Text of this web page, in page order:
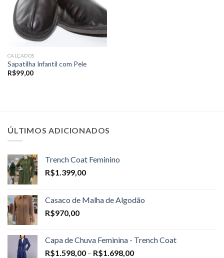
CALÇADOS
Sapatilha Infantil com Pele
R$99,00
ÚLTIMOS ADICIONADOS
Trench Coat Feminino
R$1.399,00
Casaco de Malha de Algodão
R$970,00
Capa de Chuva Feminina - Trench Coat
R$1.598,00 – R$1.698,00Price